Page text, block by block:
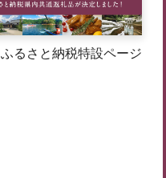
ふるさと納税特設ページ